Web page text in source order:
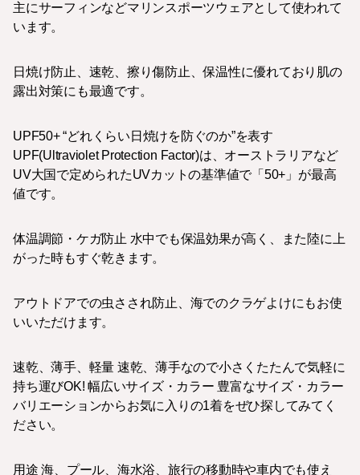
主にサーフィンなどマリンスポーツウェアとして使われて
います。
日焼け防止、速乾、擦り傷防止、保温性に優れており肌の
露出対策にも最適です。
UPF50+ “どれくらい日焼けを防ぐのか”を表す
UPF(Ultraviolet Protection Factor)は、オーストラリアなど
UV大国で定められたUVカットの基準値で「50+」が最高
値です。
体温調節・ケガ防止 水中でも保温効果が高く、また陸に上
がった時もすぐ乾きます。
アウトドアでの虫さされ防止、海でのクラゲよけにもお使
いいただけます。
速乾、薄手、軽量 速乾、薄手なので小さくたたんで気軽に
持ち運びOK! 幅広いサイズ・カラー 豊富なサイズ・カラー
バリエーションからお気に入りの1着をぜひ探してみてく
ださい。
用途 海、プール、海水浴、旅行の移動時や車内でも使え